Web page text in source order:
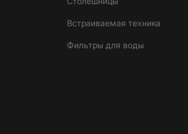
Встраиваемая техника
Фильтры для воды